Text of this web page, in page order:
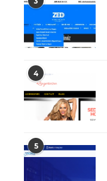
4
5